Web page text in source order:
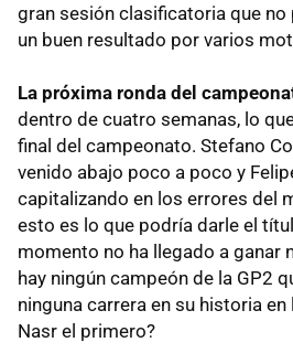
gran sesión clasificatoria que
un buen resultado por varios
La próxima ronda del
dentro de cuatro semanas, lo
final del campeonato. Stefano
venido abajo poco a poco y
capitalizando en los errores del
esto es lo que podría darle el
momento no ha llegado a ganar
hay ningún campeón de la GP2
ninguna carrera en su historia en
Nasr el primero?